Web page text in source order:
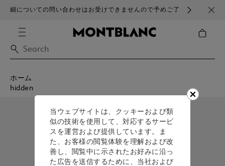
細についての問い合わせはお受けできませんので予めご了
ブラ
ホーム
hidden
当ウェブサイトは、クッキーおよび類
似の技術を使用して、対応するサービ
スを運営および提供しています。ま
た、お客様の閲覧体験を理解および改
善し、閲覧中に示されたお好みに沿っ
た広告を送信するために、当社および